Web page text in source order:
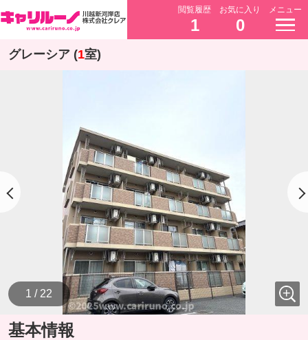
閲覧履歴
1
お気に入り
0
メニュー
グレーシア (1室)
1 / 22
基本情報